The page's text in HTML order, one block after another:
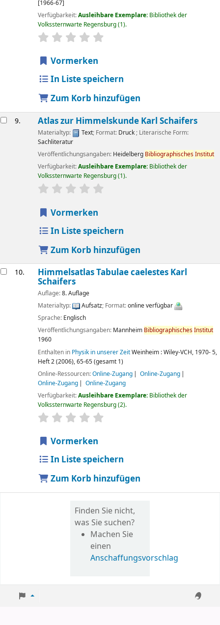
[1966-67]
Verfügbarkeit:Ausleihbare Exemplare: Bibliothek der
Volkssternwarte Regensburg(1).
Sternchenbewertung
Vormerken
In Liste speichern
Zum Korb hinzufügen
9. Atlas zur Himmelskunde Karl Schaifers
Materialtyp: Text; Format: Druck; Literarische Form:
Sachliteratur
Veröffentlichungsangaben: Heidelberg BibliographischesInstitut
Verfügbarkeit:Ausleihbare Exemplare: Bibliothek der
Volkssternwarte Regensburg(1).
Sternchenbewertung
Vormerken
In Liste speichern
Zum Korb hinzufügen
10. Himmelsatlas Tabulae caelestes Karl
Schaifers
Auflage:8. Auflage
Materialtyp:
Aufsatz; Format:online verfügbar
Sprache: Englisch
Veröffentlichungsangaben: Mannheim BibliographischesInstitut
1960
Enthalten in Physik in unserer ZeitWeinheim : Wiley-VCH, 1970- 5,
Heft 2 (2006), 65-65 (gesamt 1)
Online-Ressourcen:Online-Zugang
Online-Zugang
Online-Zugang
Online-Zugang
Verfügbarkeit:Ausleihbare Exemplare: Bibliothek der
Volkssternwarte Regensburg(2).
Sternchenbewertung
Vormerken
In Liste speichern
Zum Korb hinzufügen
Finden Sie nicht,
was Sie suchen?
Machen Sie
einen
Anschaffungsvorschlag